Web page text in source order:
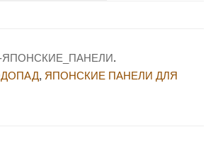
ЯПОНСКИЕ_ПАНЕЛИ.
, ЯПОНСКИЕ ПАНЕЛИ ДЛЯ